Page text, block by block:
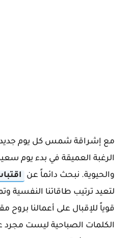
مع إشراقة شمس كل يوم
الرغبة العميقة في بدء يوم
والحيوية. نبحث دائماً عن
لتعيد ترتيب طاقاتنا النفسية
قوياً للإقبال على أعمالنا
الكلمات الصباحية ليست مجرد